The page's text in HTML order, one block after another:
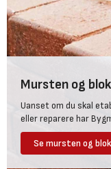
Mursten og
Uanset om du skal
eller reparere har
Se mursten og